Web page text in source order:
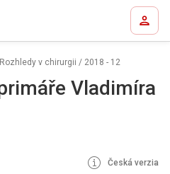
Rozhledy v chirurgii / 2018 - 12
Vladimíra
Česká verzia